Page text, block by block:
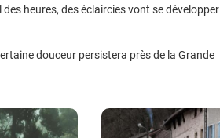
heures, des éclaircies vont se développer
douceur persistera près de la Grande